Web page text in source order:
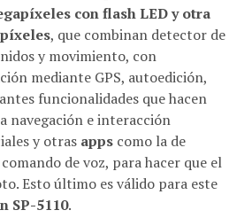
con flash LED y otra
, que combinan detector de
y movimiento, con
mediante GPS, autoedición,
funcionalidades que hacen
navegación e interacción
y otras apps como la de
de voz, para hacer que el
Esto último es válido para este
SP-5110.